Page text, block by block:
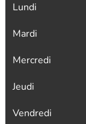
Lundi
Mardi
Mercredi
Jeudi
Vendredi